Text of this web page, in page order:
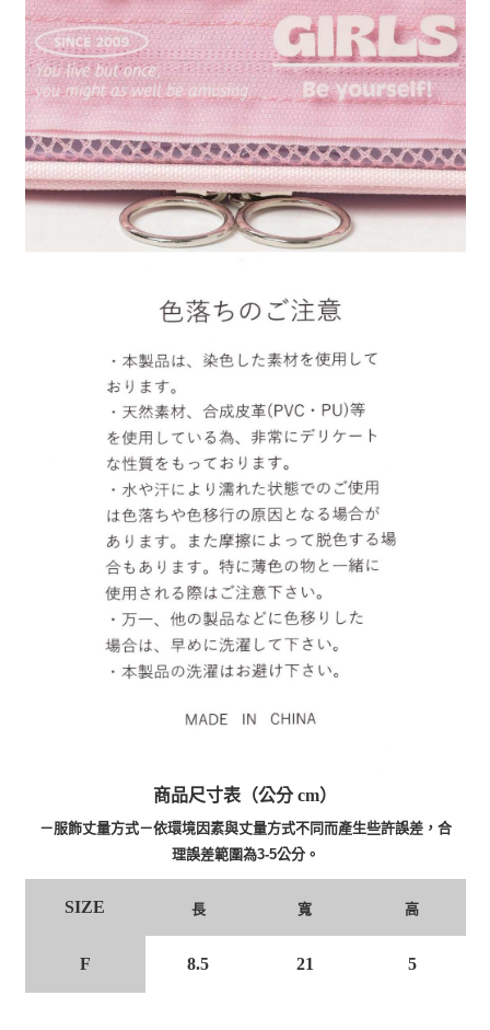
商品尺寸表（公分 cm）
－服飾丈量方式－依環境因素與丈量方式不同而產生些許誤差，合
理誤差範圍為3-5公分。
SIZE 長 寬 高
F 8.5 21 5